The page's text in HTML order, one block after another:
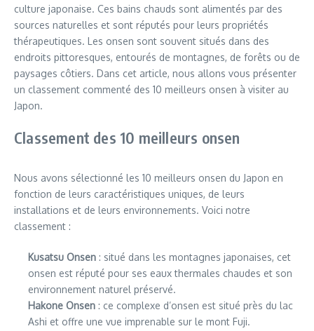
culture japonaise. Ces bains chauds sont alimentés par des
sources naturelles et sont réputés pour leurs propriétés
thérapeutiques. Les onsen sont souvent situés dans des
endroits pittoresques, entourés de montagnes, de forêts ou de
paysages côtiers. Dans cet article, nous allons vous présenter
un classement commenté des 10 meilleurs onsen à visiter au
Japon.
Classement des 10 meilleurs onsen
Nous avons sélectionné les 10 meilleurs onsen du Japon en
fonction de leurs caractéristiques uniques, de leurs
installations et de leurs environnements. Voici notre
classement :
Kusatsu Onsen : situé dans les montagnes japonaises, cet
onsen est réputé pour ses eaux thermales chaudes et son
environnement naturel préservé.
Hakone Onsen : ce complexe d’onsen est situé près du lac
Ashi et offre une vue imprenable sur le mont Fuji.